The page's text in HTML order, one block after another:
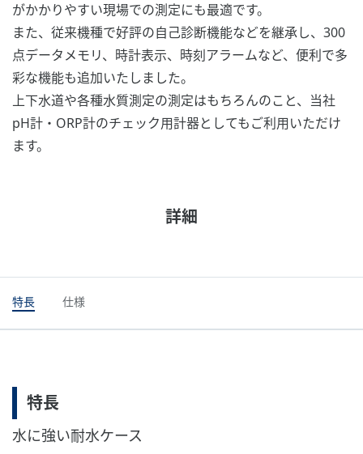
がかかりやすい現場での測定にも最適です。
また、従来機種で好評の自己診断機能などを継承し、300
点データメモリ、時計表示、時刻アラームなど、便利で多
彩な機能も追加いたしました。
上下水道や各種水質測定の測定はもちろんのこと、当社
pH計・ORP計のチェック用計器としてもご利用いただけ
ます。
詳細
特長 仕様
特長
水に強い耐水ケース